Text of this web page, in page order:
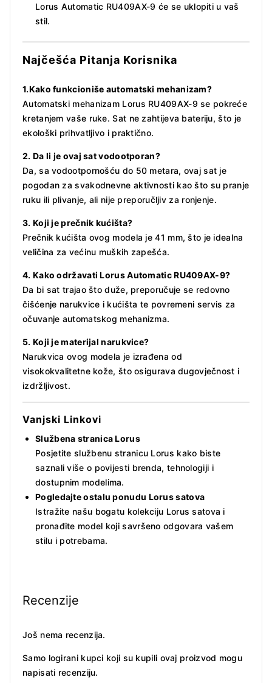
Lorus Automatic RU409AX-9 će se uklopiti u vaš
stil.
Najčešća Pitanja Korisnika
1.Kako funkcioniše automatski mehanizam?
Automatski mehanizam Lorus RU409AX-9 se pokreće
kretanjem vaše ruke. Sat ne zahtijeva bateriju, što je
ekološki prihvatljivo i praktično.
2. Da li je ovaj sat vodootporan?
Da, sa vodootpornošću do 50 metara, ovaj sat je
pogodan za svakodnevne aktivnosti kao što su pranje
ruku ili plivanje, ali nije preporučljiv za ronjenje.
3. Koji je prečnik kućišta?
Prečnik kućišta ovog modela je 41 mm, što je idealna
veličina za većinu muških zapešća.
4. Kako održavati Lorus Automatic RU409AX-9?
Da bi sat trajao što duže, preporučuje se redovno
čišćenje narukvice i kućišta te povremeni servis za
očuvanje automatskog mehanizma.
5. Koji je materijal narukvice?
Narukvica ovog modela je izrađena od
visokokvalitetne kože, što osigurava dugovječnost i
izdržljivost.
Vanjski Linkovi
Službena stranica Lorus
Posjetite službenu stranicu Lorus kako biste
saznali više o povijesti brenda, tehnologiji i
dostupnim modelima.
Pogledajte ostalu ponudu Lorus satova
Istražite našu bogatu kolekciju Lorus satova i
pronađite model koji savršeno odgovara vašem
stilu i potrebama.
Recenzije
Još nema recenzija.
Samo logirani kupci koji su kupili ovaj proizvod mogu
napisati recenziju.